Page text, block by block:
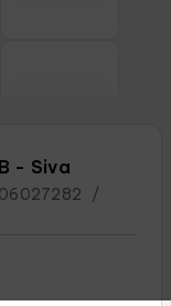
- Siva
/